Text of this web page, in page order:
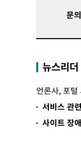
문
뉴스리더
언론사, 포
서비스 관
사이트 장